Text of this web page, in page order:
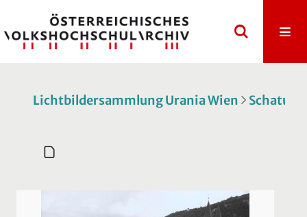
Lichtbildersammlung Urania Wien Schatulle